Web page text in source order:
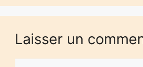
Laisser un